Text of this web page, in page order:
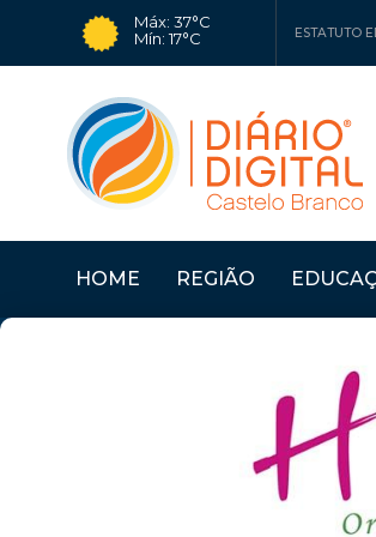
Máx: 37°C
Mín: 17°C
ESTATUTO
HOME REGIÃO